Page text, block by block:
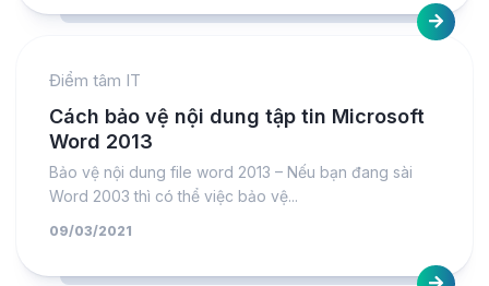
Điểm tâm IT
Cách bảo vệ nội dung tập tin Microsoft
Word 2013
Bảo vệ nội dung file word 2013 – Nếu bạn đang sài
Word 2003 thì có thể việc bảo vệ...
09/03/2021